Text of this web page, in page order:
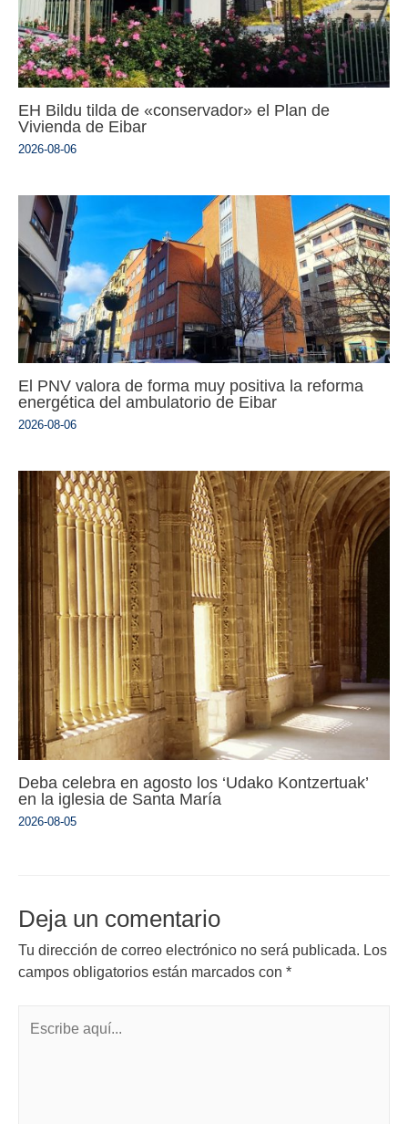
EH Bildu tilda de «conservador» el Plan de
Vivienda de Eibar
2026-08-06
El PNV valora de forma muy positiva la reforma
energética del ambulatorio de Eibar
2026-08-06
Deba celebra en agosto los ‘Udako Kontzertuak’
en la iglesia de Santa María
2026-08-05
Deja un comentario
Tu dirección de correo electrónico no será publicada. Los
campos obligatorios están marcados con *